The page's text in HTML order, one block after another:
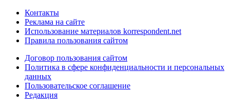
Контакты
Реклама на сайте
Использование материалов korrespondent.net
Правила пользования сайтом
Договор пользования сайтом
Политика в сфере конфиденциальности и персональных
данных
Пользовательское соглашение
Редакция